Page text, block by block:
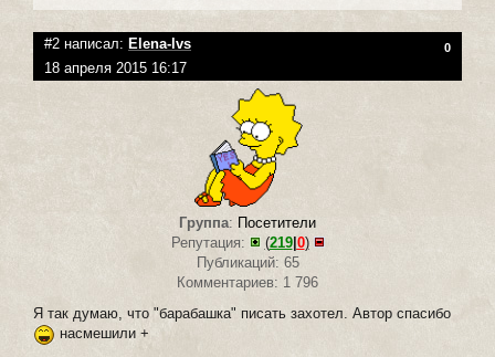
#2 написал: Elena-lvs 0
18 апреля 2015 16:17
Группа: Посетители
Репутация:
(219| 0)
Публикаций: 65
Комментариев: 1 796
Я так думаю, что "барабашка" писать захотел. Автор спасибо
насмешили +